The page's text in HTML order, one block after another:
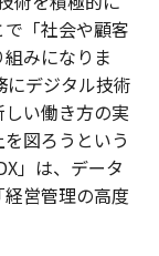
「社会や顧客
みになりま
にデジタル技術
い働き方の実
図ろうという
」は、データ
営管理の高度